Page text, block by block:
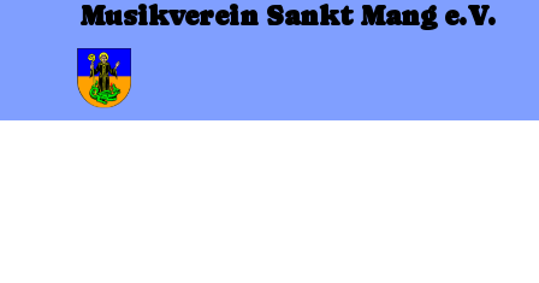
Direkt zum Seiteninhalt
Musikverein Sankt Mang e.V.
Menü überspringen